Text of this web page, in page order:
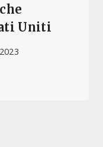
Uniti